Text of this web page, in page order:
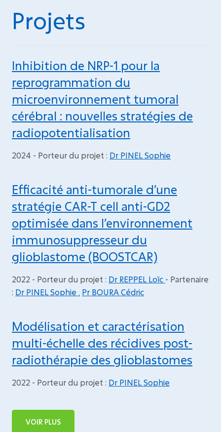
Projets
Inhibition de NRP-1 pour la
reprogrammation du
microenvironnement tumoral
cérébral : nouvelles stratégies de
radiopotentialisation
2024 - Porteur du projet : Dr PINEL Sophie
Efficacité anti-tumorale d’une
stratégie CAR-T cell anti-GD2
optimisée dans l’environnement
immunosuppresseur du
glioblastome (BOOSTCAR)
2022 - Porteur du projet : Dr REPPEL Loïc - Partenaire
: Dr PINEL Sophie Pr BOURA Cédric
Modélisation et caractérisation
multi-échelle des récidives post-
radiothérapie des glioblastomes
2022 - Porteur du projet : Dr PINEL Sophie
VOIR PLUS